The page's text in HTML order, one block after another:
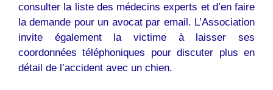
consulter la liste des médecins experts et d’en faire
la demande pour un avocat par email. L’Association
invite également la victime à laisser ses
coordonnées téléphoniques pour discuter plus en
détail de l’accident avec un chien.